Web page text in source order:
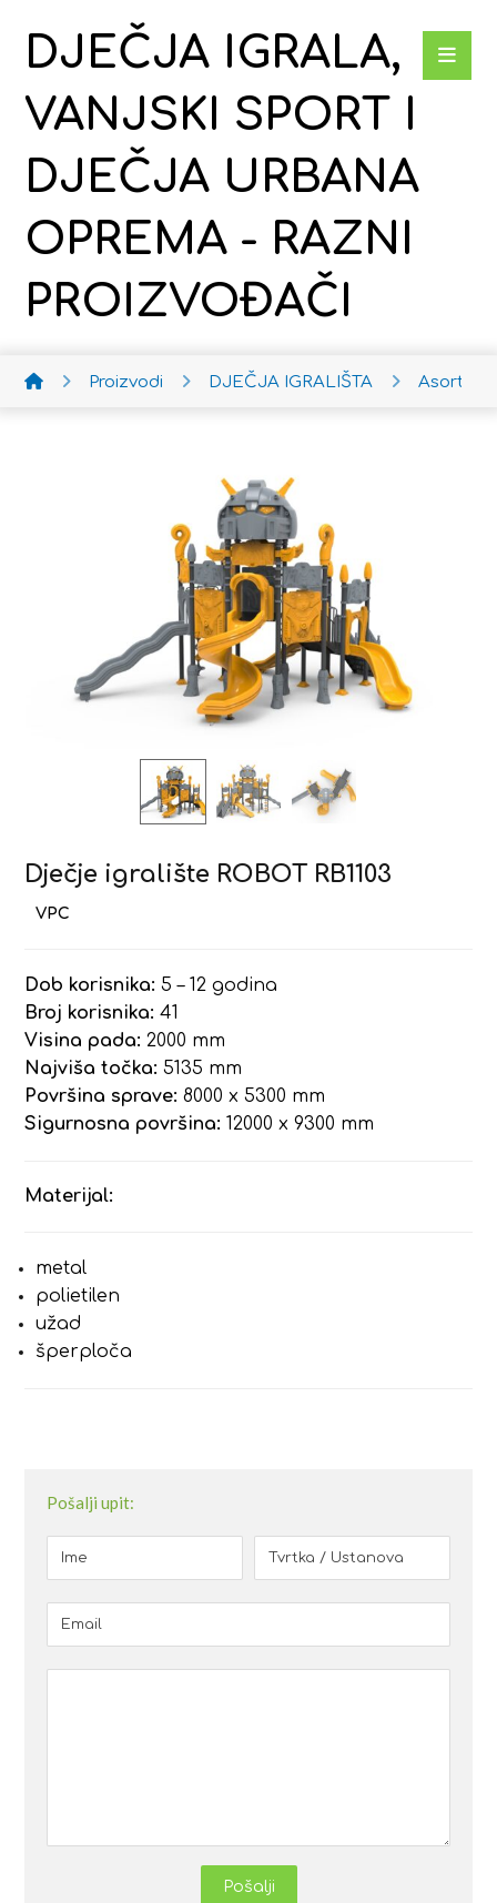
DJEČJA IGRALA,
VANJSKI SPORT I
DJEČJA URBANA
OPREMA - RAZNI
PROIZVOĐAČI
Proizvodi DJEČJA IGRALIŠTA
Dječje igralište ROBOT RB1103
Dob korisnika: 5 – 12 godina
Broj korisnika: 41
Visina pada: 2000 mm
Najviša točka: 5135 mm
Površina sprave: 8000 x 5300 mm
Sigurnosna površina: 12000 x 9300 mm
Materijal:
metal
polietilen
užad
šperploča
Pošalji upit:
Pošalji